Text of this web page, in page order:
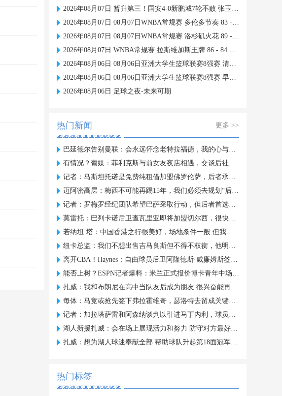
2026年08月07日 暂升第三！国安4-0新鹏城7轮不败 张玉宁传射达万双响法比奥破门
2026年08月07日 08月07日WNBA常规赛 多伦多节奏 83 - 97 波特兰火焰 集锦
2026年08月07日 08月07日WNBA常规赛 洛杉矶火花 89 - 82 明尼苏达山猫 全场集锦
2026年08月07日 WNBA常规赛 拉斯维加斯王牌 86 - 84 印第安纳狂热 全场集锦
2026年08月06日 08月06日亚洲大学生篮球联赛8强赛 清华大学 85 - 81 菲律宾大学 集锦
2026年08月06日 08月06日亚洲大学生篮球联赛8强赛 早稻田大学 78 - 71 高丽大学 集锦
2026年08月06日 足球之夜-未来可期
热门新闻 更多 >>
巴延德尔告别曼联：会永远怀念老特拉福德，我的心与你们同在
有情况？葡媒：菲利克斯与前女友夜店相遇，交谈后社媒再次互关
记者：马斯坦托诺是免费纯租借加盟佛罗伦萨，后者承担全额薪水
迈阿密高层：梅西不可能再踢15年，我们必须去规划“后梅西时代”
记者：罗梅罗经纪团队希望巴萨采取行动，但后者首选引进罗德里
莫雷托：巴列卡诺后卫查瓦里亚即将加盟切尔西，很快就会官方宣布
若纳坦·塔：中国香港之行很美好，场地条件一般 但我们踢得不错
纽卡总监：我们不想出售吉马良斯但不得不权衡，他明确说出了意愿
离开CBA！Haynes：自由球员后卫阿隆德斯·威廉姆斯签约奇才
能否上树？ESPN记者爆料：米兰正式报价博卡青年中场帕雷德斯
扎威：我和布朗尼在高中当队友后成为朋友 很兴奋能再次并肩作战
每体：马竞或抢先签下弗拉霍维奇，瑟洛特去留成关键变量
记者：加拉塔萨雷和阿森纳谈判以引进马丁内利，球员合同明夏到期
湖人新援扎威：会在场上展现活力和努力 防守对方最好的球员
扎威：想为湖人球迷奉献全部 帮助球队升起第18面冠军旗帜
热门标签